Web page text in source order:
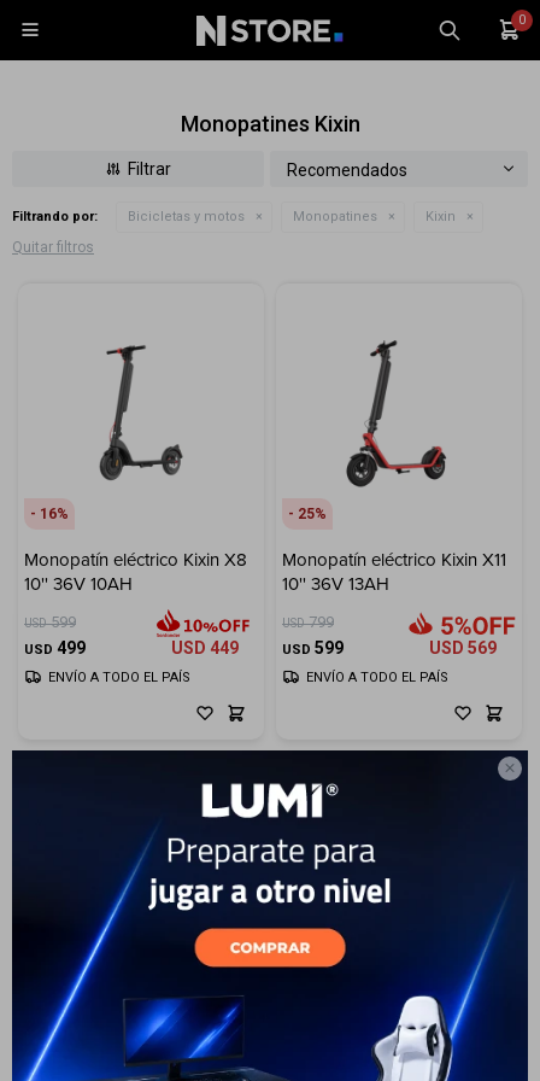

0

Monopatines Kixin
Recomendados
Filtrando por: Bicicletas y motos Monopatines Kixin
Quitar filtros
16
Monopatín eléctrico Kixin X8
10'' 36V 10AH
USD 599
USD 499 USD 449
ENVÍO A TODO EL PAÍS
25
Monopatín eléctrico Kixin X11
10'' 36V 13AH
USD 799
USD 599 USD 569
ENVÍO A TODO EL PAÍS
Monopatín eléctrico Kixin X9
ProMax 10'' 48V 15.6AH +
TV y Audio
Electrodomésticos
Marcas